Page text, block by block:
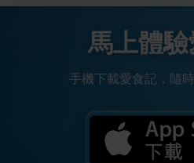
馬上體
手機下載愛食記，隨